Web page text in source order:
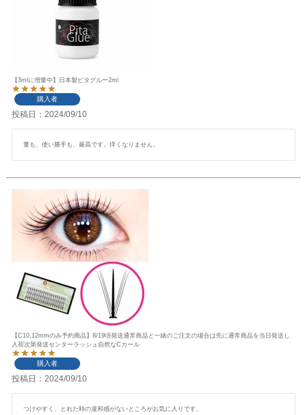
【3mlに増量中】日本製ピタグルー2ml
購入者
投稿日 2024/09/10
量も、使い勝手も、最高です。痒くなりません。
【C10,12mmのみ予約商品】8/19頃発送通常商品と一緒のご注文の場合は先に通常商品を当日発送し
入荷次第発送センターラッシュ自然なCカール
購入者
投稿日 2024/09/10
つけやすく、とれた時の違和感がないところがお気に入りです。